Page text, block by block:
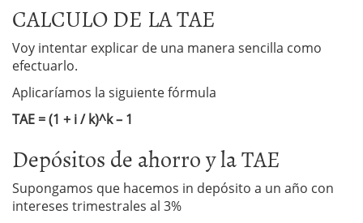
CALCULO DE LA TAE
Voy intentar explicar de una manera sencilla como
efectuarlo.
Aplicaríamos la siguiente fórmula
TAE = (1 + i / k)^k – 1
Depósitos de ahorro y la TAE
Supongamos que hacemos in depósito a un año con
intereses trimestrales al 3%